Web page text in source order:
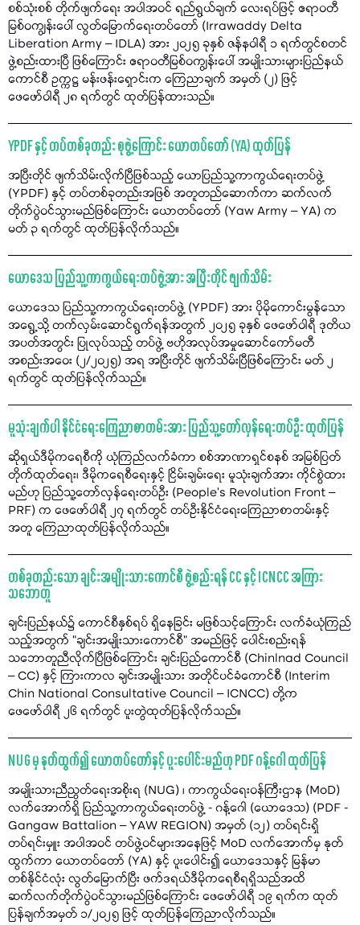
စစ်သုံးစစ် တိုက်ဖျက်ရေး အပါအဝင် ရည်ရွယ်ချက် လေးရပ်ဖြင့် ဧရာဝတီ
မြစ်ဝကျွန်းပေါ် လွတ်မြောက်ရေးတပ်တော် (Irrawaddy Delta
Liberation Army – IDLA) အား ၂၀၂၅ ခုနှစ် ဇန်နဝါရီ ၁ ရက်တွင်စတင်
ဖွဲ့စည်းထားပြီ ဖြစ်ကြောင်း ဧရာဝတီမြစ်ဝကျွန်းပေါ် အမျိုးသားများပြည်နယ်
ကောင်စီ ဥက္ကဋ္ဌ မန်းဖန်းရှောင်းက ကြေညာချက် အမှတ် (၂) ဖြင့်
ဖေဖော်ဝါရီ ၂၈ ရက်တွင် ထုတ်ပြန်ထားသည်။
YPDF နှင့် တပ်တစ်ခုတည်း စုဖွဲ့ကြောင်း ယောတပ်တော် (YA) ထုတ်ပြန်
အပြီးတိုင် ဖျက်သိမ်းလိုက်ပြီဖြစ်သည့် ယောပြည်သူ့ကာကွယ်ရေးတပ်ဖွဲ့
(YPDF) နှင့် တပ်တစ်ခုတည်းအဖြစ် အတူတည်ဆောက်ကာ ဆက်လက်
တိုက်ပွဲဝင်သွားမည်ဖြစ်ကြောင်း ယောတပ်တော် (Yaw Army – YA) က
မတ် ၃ ရက်တွင် ထုတ်ပြန်လိုက်သည်။
ယောဒေသ ပြည်သူ့ကာကွယ်ရေးတပ်ဖွဲ့အား အပြီးတိုင် ဖျက်သိမ်း
ယောဒေသ ပြည်သူ့ကာကွယ်ရေးတပ်ဖွဲ့ (YPDF) အား ပိုမိုကောင်းမွန်သော
အရွေ့သို့ တက်လှမ်းဆောင်ရွက်ရန်အတွက် ၂၀၂၅ ခုနှစ် ဖေဖော်ဝါရီ ဒုတိယ
အပတ်အတွင်း ပြုလုပ်သည့် တပ်ဖွဲ့ ဗဟိုအလုပ်အမှုဆောင်ကော်မတီ
အစည်းအဝေး (၂/၂၀၂၅) အရ အပြီးတိုင် ဖျက်သိမ်းပြီဖြစ်ကြောင်း မတ် ၂
ရက်တွင် ထုတ်ပြန်လိုက်သည်။
မူသုံးချက်ပါ နိုင်ငံရေးကြေညာစာတမ်းအား ပြည်သူ့တော်လှန်ရေးတပ်ဦး ထုတ်ပြန်
ဆိုရှယ်ဒီမိုကရေစီကို ယုံကြည်လက်ခံကာ စစ်အာဏာရှင်စနစ် အမြစ်ပြတ်
တိုက်ထုတ်ရေး၊ ဒီမိုကရေစီရေးနှင့် ငြိမ်းချမ်းရေး မူသုံးချက်အား ကိုင်စွဲထား
မည်ဟု ပြည်သူ့တော်လှန်ရေးတပ်ဦး (People’s Revolution Front –
PRF) က ဖေဖော်ဝါရီ ၂၇ ရက်တွင် တပ်ဦးနိုင်ငံရေးကြေညာစာတမ်းနှင့်
အတူ ကြေညာထုတ်ပြန်လိုက်သည်။
တစ်ခုတည်းသော ချင်းအမျိုးသားကောင်စီ ဖွဲ့စည်းရန် CC နှင့် ICNCC အကြား
သဘောတူ
ချင်းပြည်နယ်၌ ကောင်စီနှစ်ရပ် ရှိနေခြင်း မဖြစ်သင့်ကြောင်း လက်ခံယုံကြည်
သည့်အတွက် "ချင်းအမျိုးသားကောင်စီ" အမည်ဖြင့် ပေါင်းစည်းရန်
သဘောတူညီလိုက်ပြီဖြစ်ကြောင်း ချင်းပြည်ကောင်စီ (Chinlnad Council
– CC) နှင့် ကြားကာလ ချင်းအမျိုးသား အတိုင်ပင်ခံကောင်စီ (Interim
Chin National Consultative Council – ICNCC) တို့က
ဖေဖော်ဝါရီ ၂၆ ရက်တွင် ပူးတွဲထုတ်ပြန်လိုက်သည်။
NUG မှ နုတ်ထွက်၍ ယောတပ်တော်နှင့် ပူးပေါင်းမည်ဟု PDF ဂန့်ဂေါ ထုတ်ပြန်
အမျိုးသားညီညွတ်ရေးအစိုးရ (NUG) ၊ ကာကွယ်ရေးဝန်ကြီးဌာန (MoD)
လက်အောက်ရှိ ပြည်သူ့ကာကွယ်ရေးတပ်ဖွဲ့ - ဂန့်ဂေါ (ယောဒေသ) (PDF -
Gangaw Battalion – YAW REGION) အမှတ် (၁၂) တပ်ရင်းရှိ
တပ်ရင်းမှူး အပါအဝင် တပ်ဖွဲ့ဝင်များအနေဖြင့် MoD လက်အောက်မှ နုတ်
ထွက်ကာ ယောတပ်တော် (YA) နှင့် ပူးပေါင်း၍ ယောဒေသနှင့် မြန်မာ
တစ်နိုင်ငံလုံး လွတ်မြောက်ပြီး ဖက်ဒရယ်ဒီမိုကရေစီရရှိသည်အထိ
ဆက်လက်တိုက်ပွဲဝင်သွားမည်ဖြစ်ကြောင်း ဖေဖော်ဝါရီ ၁၉ ရက်က ထုတ်
ပြန်ချက်အမှတ် ၁/၂၀၂၅ ဖြင့် ထုတ်ပြန်ကြေညာလိုက်သည်။